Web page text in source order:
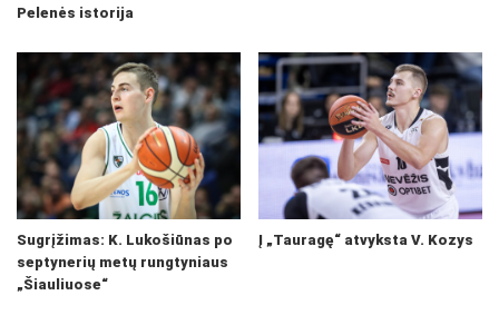
Pelenės istorija
Sugrįžimas: K. Lukošiūnas po
septynerių metų rungtyniaus
„Šiauliuose“
Į „Tauragę“ atvyksta V. Kozys